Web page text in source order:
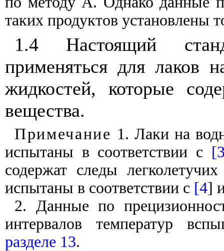
таких продуктов установлены
1.4 Настоящий
применяться для лаков
жидкостей, которые
вещества.
Примечание 1. Лаки на
испытаны в соответствии с
содержат следы легколетучих
испытаны в соответствии с [4]
2. Данные по
интервалов
температур
разделе 13.